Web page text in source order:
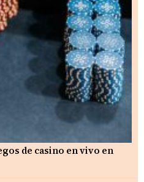
de casino en vivo en